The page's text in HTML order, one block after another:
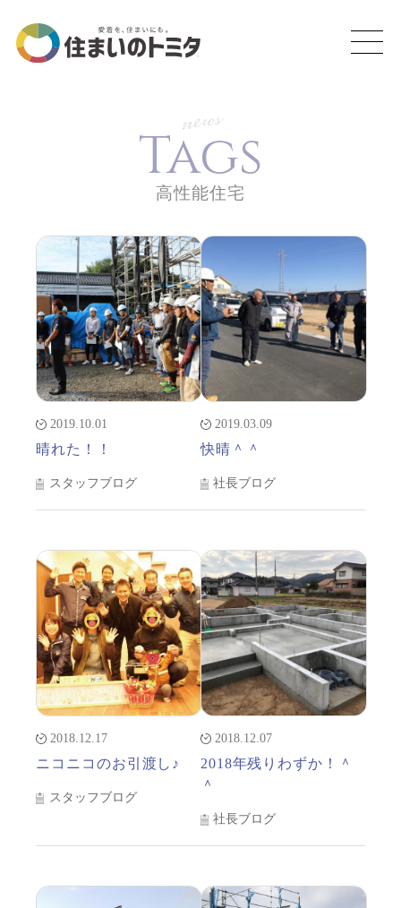
news
Tags
高性能住宅
2019.10.01
晴れた！！
スタッフブログ
2019.03.09
快晴＾＾
社長ブログ
2018.12.17
ニコニコのお引渡し♪
スタッフブログ
2018.12.07
2018年残りわずか！＾
＾
社長ブログ